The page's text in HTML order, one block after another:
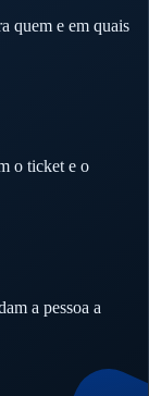
quem e em quais
o ticket e o
a pessoa a